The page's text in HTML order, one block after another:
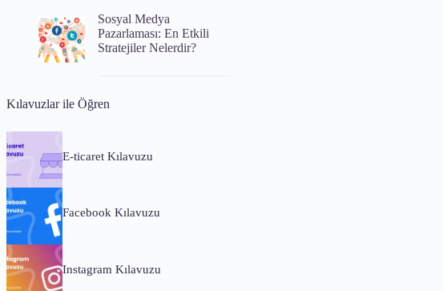
Sosyal Medya
Pazarlaması: En Etkili
Stratejiler Nelerdir?
Kılavuzlar ile Öğren
E-ticaret Kılavuzu
Facebook Kılavuzu
Instagram Kılavuzu